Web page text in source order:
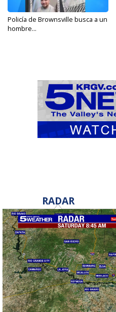
Policía de Brownsville busca a un
hombre...
RADAR